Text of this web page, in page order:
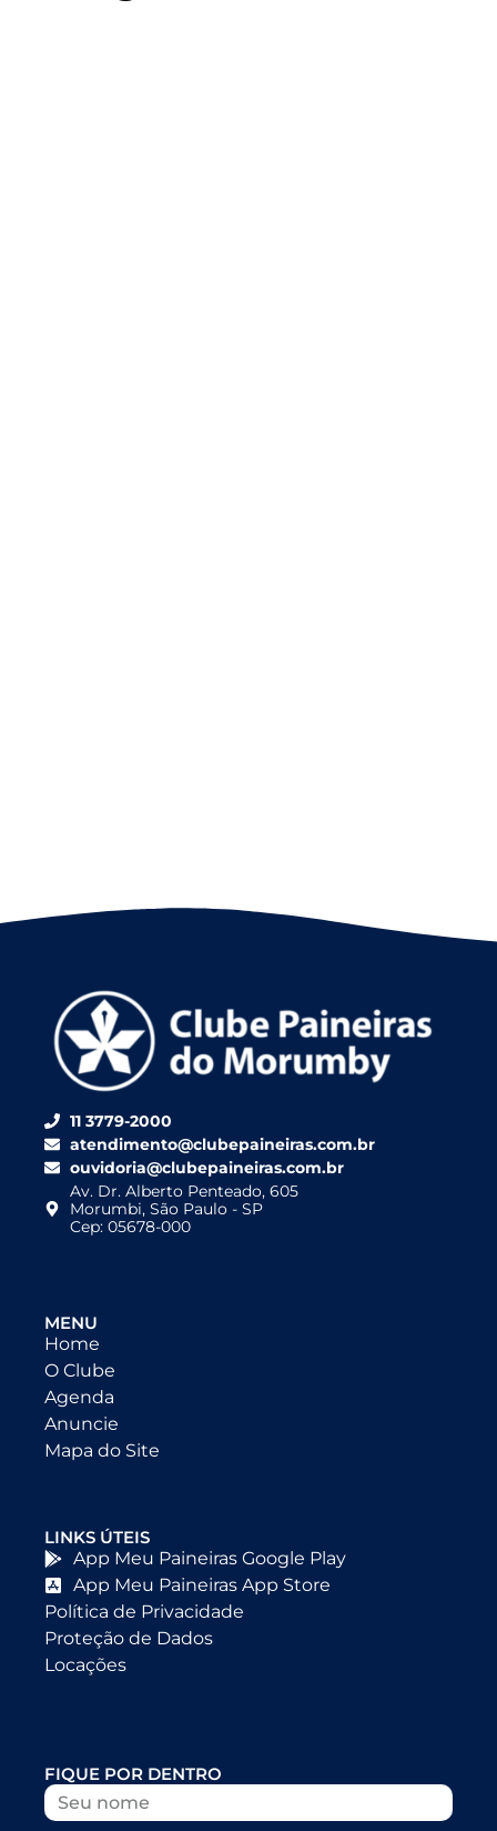
11 3779-2000
atendimento@clubepaineiras.com.br
ouvidoria@clubepaineiras.com.br
Av. Dr. Alberto Penteado, 605
Morumbi, São Paulo - SP
Cep: 05678-000
MENU
Home
O Clube
Agenda
Anuncie
Mapa do Site
LINKS ÚTEIS
App Meu Paineiras Google Play
App Meu Paineiras App Store
Política de Privacidade
Proteção de Dados
Locações
FIQUE POR DENTRO